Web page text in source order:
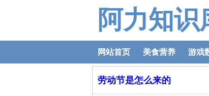
阿力知识
网站首页 美食营养 游戏
劳动节是怎么来的